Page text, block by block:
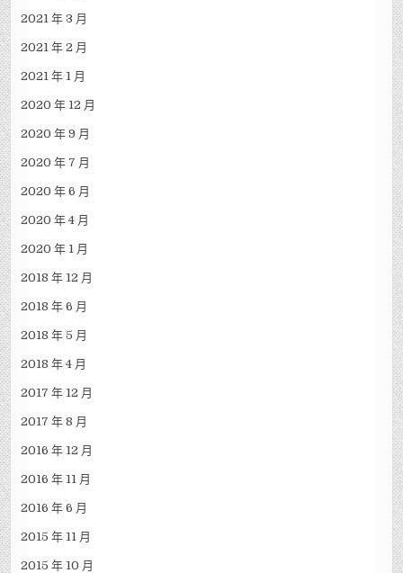
2021 年 3 月
2021 年 2 月
2021 年 1 月
2020 年 12 月
2020 年 9 月
2020 年 7 月
2020 年 6 月
2020 年 4 月
2020 年 1 月
2018 年 12 月
2018 年 6 月
2018 年 5 月
2018 年 4 月
2017 年 12 月
2017 年 8 月
2016 年 12 月
2016 年 11 月
2016 年 6 月
2015 年 11 月
2015 年 10 月